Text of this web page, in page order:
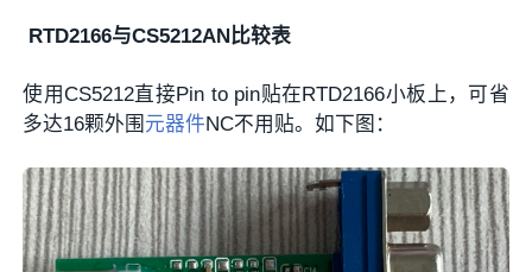
RTD2166与CS5212AN比较表
使用CS5212直接Pin to pin贴在RTD2166小板上，可省
多达16颗外围 元器件NC不用贴。如下图：